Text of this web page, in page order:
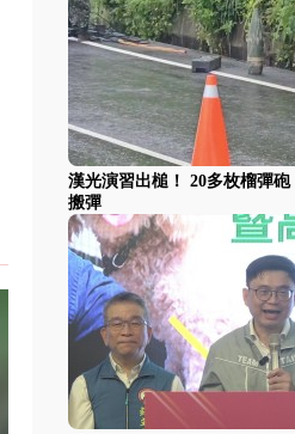
漢光演習出槌！ 20多枚榴彈
搬彈